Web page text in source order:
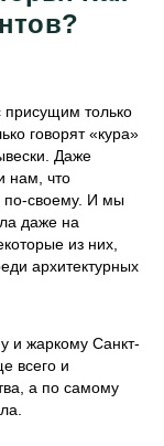
присущим только
говорят «кура»
Даже
нам, что
по-своему. И мы
даже на
из них,
архитектурных
и жаркому Санкт-
всего и
а по самому